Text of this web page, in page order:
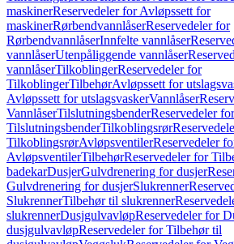
maskinerReservedeler for Avløpssett for
maskinerRørbendvannlåserReservedeler for
RørbendvannlåserInnfelte vannlåser
vannlåserUtenpåliggende vannlåser
vannlåserTilkoblingerReservedeler for
TilkoblingerTilbehørAvløpssett for
Avløpssett for utslagsvaskerVannlåser
VannlåserTilslutningsbenderReservedeler for
TilslutningsbenderTilkoblingsrør
TilkoblingsrørAvløpsventilerReservedeler
AvløpsventilerTilbehørReservedeler for
badekarDusjerGulvdrenering for dusjer
Gulvdrenering for dusjerSlukrenner
SlukrennerTilbehør til slukrenner
slukrennerDusjgulvavløpReservedeler for
dusjgulvavløpReservedeler for Tilbehør til